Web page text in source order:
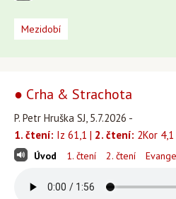
Mezidobí
● Crha & Strachota
P. Petr Hruška SJ, 5.7.2026 -
1. čtení: Iz 61,1 | 2. čtení: 2Kor 4,1
Úvod 1. čtení 2. čtení